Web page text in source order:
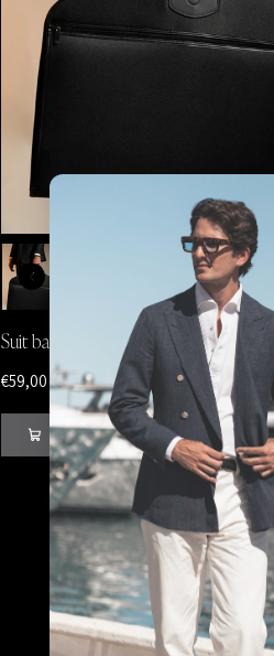
Suit bag
€59,00
Añadir al carrito